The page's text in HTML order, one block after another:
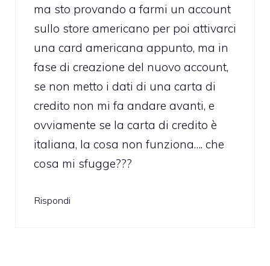
ma sto provando a farmi un account
sullo store americano per poi attivarci
una card americana appunto, ma in
fase di creazione del nuovo account,
se non metto i dati di una carta di
credito non mi fa andare avanti, e
ovviamente se la carta di credito è
italiana, la cosa non funziona…. che
cosa mi sfugge???
Rispondi